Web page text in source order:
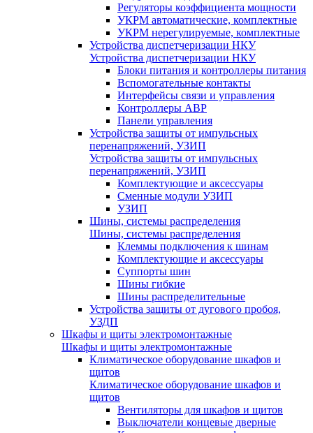
Регуляторы коэффициента мощности
УКРМ автоматические, комплектные
УКРМ нерегулируемые, комплектные
Устройства диспетчеризации НКУ
Устройства диспетчеризации НКУ
Блоки питания и контроллеры питания
Вспомогательные контакты
Интерфейсы связи и управления
Контроллеры АВР
Панели управления
Устройства защиты от импульсных
перенапряжений, УЗИП
Устройства защиты от импульсных
перенапряжений, УЗИП
Комплектующие и аксессуары
Сменные модули УЗИП
УЗИП
Шины, системы распределения
Шины, системы распределения
Клеммы подключения к шинам
Комплектующие и аксессуары
Суппорты шин
Шины гибкие
Шины распределительные
Устройства защиты от дугового пробоя,
УЗДП
Шкафы и щиты электромонтажные
Шкафы и щиты электромонтажные
Климатическое оборудование шкафов и
щитов
Климатическое оборудование шкафов и
щитов
Вентиляторы для шкафов и щитов
Выключатели концевые дверные